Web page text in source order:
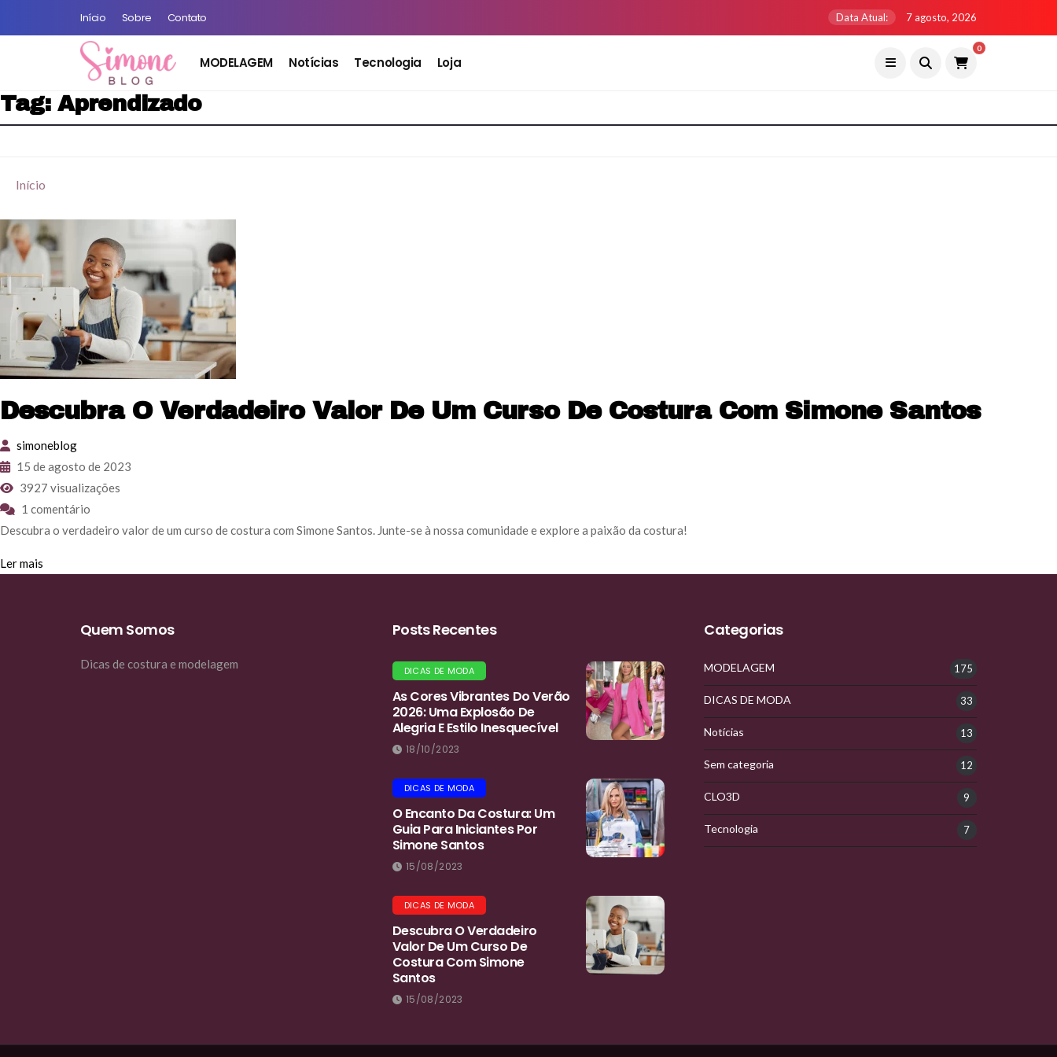
Início Sobre Contato Data Atual: 7 agosto, 2026
MODELAGEM Notícias Tecnologia Loja
0
Tag: Aprendizado
Início
Descubra O Verdadeiro Valor De Um Curso De Costura Com Simone Santos
simoneblog
15 de agosto de 2023
3927 visualizações
1 comentário
Descubra o verdadeiro valor de um curso de costura com Simone Santos. Junte-se à nossa comunidade e explore a paixão da costura!
Ler mais
Quem Somos
Dicas de costura e modelagem
Posts Recentes
DICAS DE MODA
As Cores Vibrantes Do Verão
2026: Uma Explosão De
Alegria E Estilo Inesquecível
18/10/2023
DICAS DE MODA
O Encanto Da Costura: Um
Guia Para Iniciantes Por
Simone Santos
15/08/2023
DICAS DE MODA
Descubra O Verdadeiro
Valor De Um Curso De
Costura Com Simone
Santos
15/08/2023
Categorias
MODELAGEM 175
DICAS DE MODA 33
Notícias 13
Sem categoria 12
CLO3D 9
Tecnologia 7